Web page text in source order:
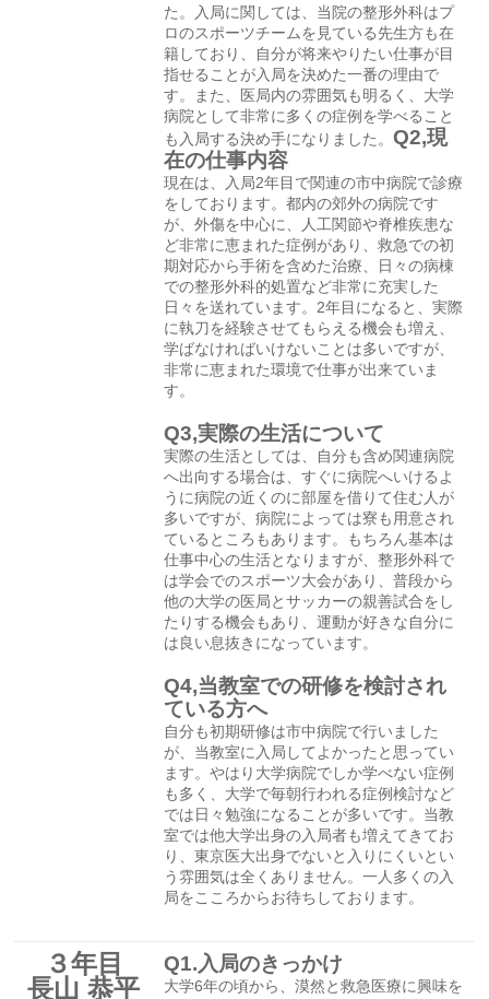
た。入局に関しては、当院の整形外科はプ
ロのスポーツチームを見ている先生方も在
籍しており、自分が将来やりたい仕事が目
指せることが入局を決めた一番の理由で
す。また、医局内の雰囲気も明るく、大学
病院として非常に多くの症例を学べること
も入局する決め手になりました。Q2,現
在の仕事内容
現在は、入局2年目で関連の市中病院で診療
をしております。都内の郊外の病院です
が、外傷を中心に、人工関節や脊椎疾患な
ど非常に恵まれた症例があり、救急での初
期対応から手術を含めた治療、日々の病棟
での整形外科的処置など非常に充実した
日々を送れています。2年目になると、実際
に執刀を経験させてもらえる機会も増え、
学ばなければいけないことは多いですが、
非常に恵まれた環境で仕事が出来ていま
す。
Q3,実際の生活について
実際の生活としては、自分も含め関連病院
へ出向する場合は、すぐに病院へいけるよ
うに病院の近くのに部屋を借りて住む人が
多いですが、病院によっては寮も用意され
ているところもあります。もちろん基本は
仕事中心の生活となりますが、整形外科で
は学会でのスポーツ大会があり、普段から
他の大学の医局とサッカーの親善試合をし
たりする機会もあり、運動が好きな自分に
は良い息抜きになっています。
Q4,当教室での研修を検討され
ている方へ
自分も初期研修は市中病院で行いました
が、当教室に入局してよかったと思ってい
ます。やはり大学病院でしか学べない症例
も多く、大学で毎朝行われる症例検討など
では日々勉強になることが多いです。当教
室では他大学出身の入局者も増えてきてお
り、東京医大出身でないと入りにくいとい
う雰囲気は全くありません。一人多くの入
局をこころからお待ちしております。
３年目
長山 恭平
Q1.入局のきっかけ
大学6年の頃から、漠然と救急医療に興味を